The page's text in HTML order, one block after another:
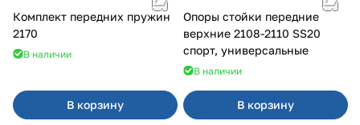
Комплект передних пружин
2170
В наличии
В корзину
Опоры стойки передние
верхние 2108-2110 SS20
спорт, универсальные
В наличии
В корзину